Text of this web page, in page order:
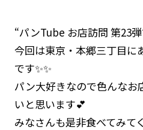
に登
場！
“パンTube お店訪問 第23
今回は東京・本郷三丁目に
です✨✨
パン大好きなので色んなお
いと思います💕
みなさんも是非食べてみて